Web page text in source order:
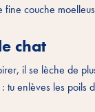
fine couche
chat
il se lèche de
tu enlèves les